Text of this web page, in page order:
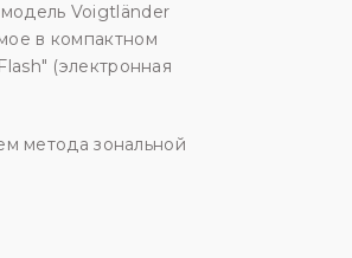
Voigtländer
в компактном
(электронная
метода зональной